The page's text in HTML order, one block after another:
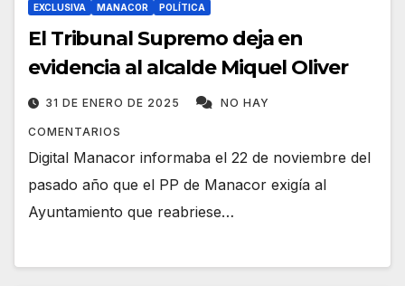
EXCLUSIVA MANACOR POLÍTICA
El Tribunal Supremo deja en
evidencia al alcalde Miquel Oliver
31 DE ENERO DE 2025 NO HAY
COMENTARIOS
Digital Manacor informaba el 22 de noviembre del
pasado año que el PP de Manacor exigía al
Ayuntamiento que reabriese…